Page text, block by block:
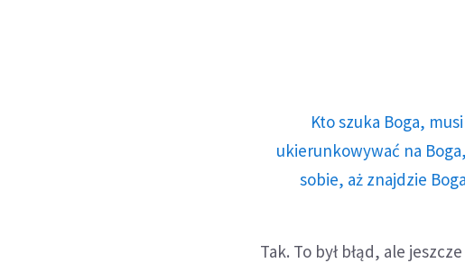
Kto szuka Boga,
ukierunkowywać na
sobie, aż znajdzie
Tak. To był błąd, ale